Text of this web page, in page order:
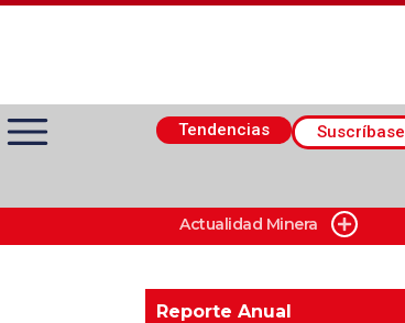
Tendencias Suscríbase
Actualidad Minera
Minería Superficie
Actualidad Minera
Reporte Anual